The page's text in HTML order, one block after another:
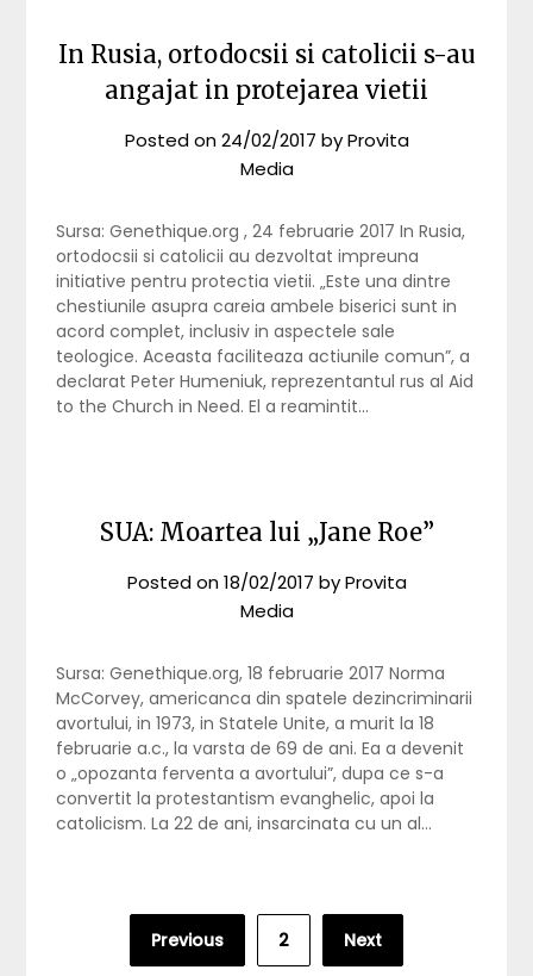
In Rusia, ortodocsii si catolicii s-au
angajat in protejarea vietii
Posted on24/02/2017 byProvita
Media
Sursa: Genethique.org , 24 februarie 2017 In Rusia,
ortodocsii si catolicii au dezvoltat impreuna
initiative pentru protectia vietii. „Este una dintre
chestiunile asupra careia ambele biserici sunt in
acord complet, inclusiv in aspectele sale
teologice. Aceasta faciliteaza actiunile comun”, a
declarat Peter Humeniuk, reprezentantul rus al Aid
to the Church in Need. El a reamintit…
SUA: Moartea lui „Jane Roe”
Posted on18/02/2017 byProvita
Media
Sursa: Genethique.org, 18 februarie 2017 Norma
McCorvey, americanca din spatele dezincriminarii
avortului, in 1973, in Statele Unite, a murit la 18
februarie a.c., la varsta de 69 de ani. Ea a devenit
o „opozanta ferventa a avortului”, dupa ce s-a
convertit la protestantism evanghelic, apoi la
catolicism. La 22 de ani, insarcinata cu un al…
Previous 2 Next